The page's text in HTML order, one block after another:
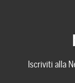
Iscriviti alla